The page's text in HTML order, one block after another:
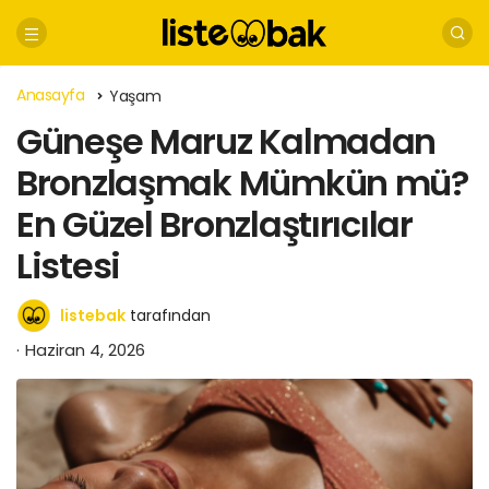
Anasayfa Yaşam
Güneşe Maruz Kalmadan
Bronzlaşmak Mümkün mü?
En Güzel Bronzlaştırıcılar
Listesi
listebak tarafından
Haziran 4, 2026